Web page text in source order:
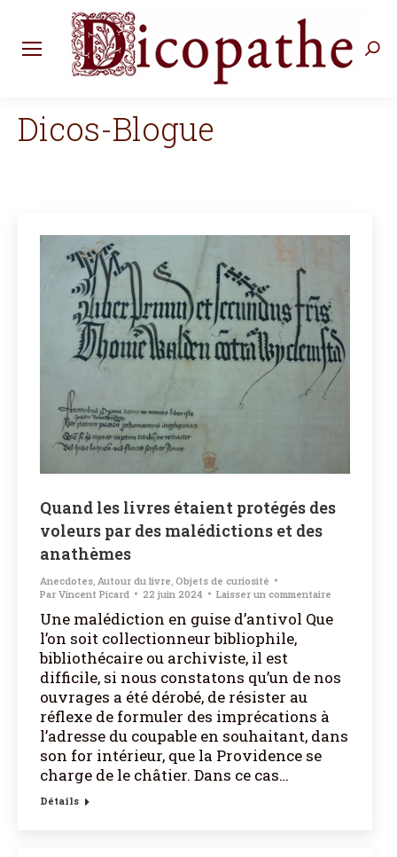
Dicos-Blogue
Quand les livres étaient protégés des
voleurs par des malédictions et des
anathèmes
Anecdotes Autour du livre Objets de curiosité
Par Vincent Picard 22 juin 2024 Laisser un commentaire
Une malédiction en guise d’antivol Que
l’on soit collectionneur bibliophile,
bibliothécaire ou archiviste, il est
difficile, si nous constatons qu’un de nos
ouvrages a été dérobé, de résister au
réflexe de formuler des imprécations à
l’adresse du coupable en souhaitant, dans
son for intérieur, que la Providence se
charge de le châtier. Dans ce cas…
Détails